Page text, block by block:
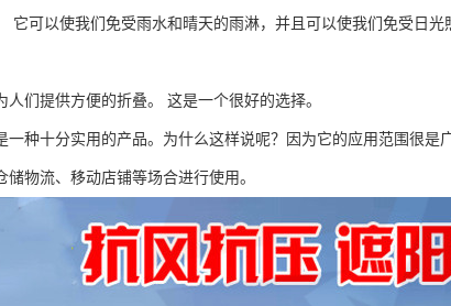
它可以使我们免受雨水和晴天的雨淋，并且可以使我们免受日光
们提供方便的折叠。 这是一个很好的选择。
种十分实用的产品。为什么这样说呢？因为它的应用范围很是
物流、移动店铺等场合进行使用。